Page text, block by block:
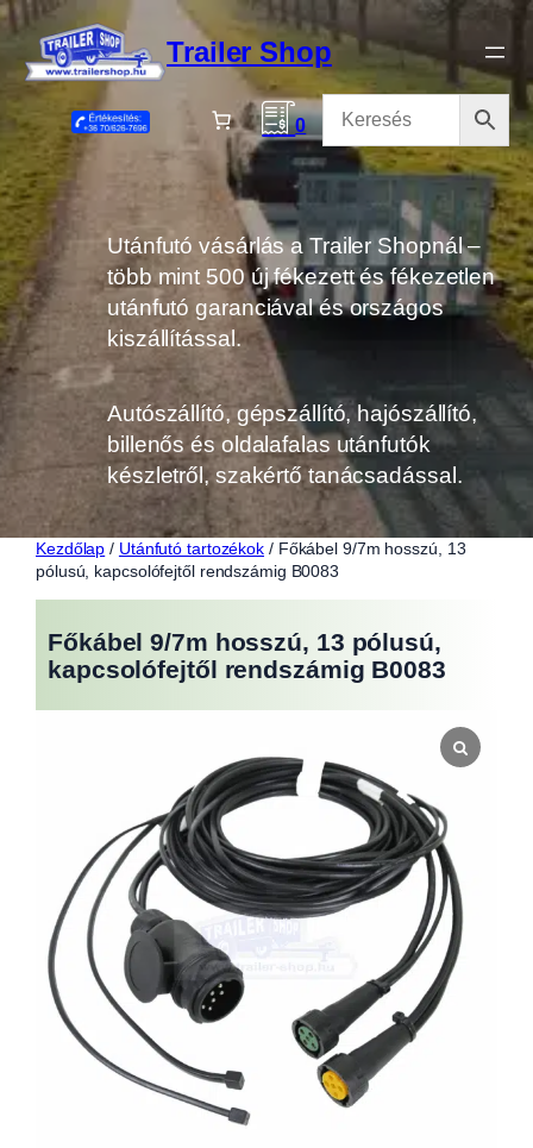
Ugrás
tartalomhoz
Trailer Shop
0
Utánfutó vásárlás a Trailer Shopnál –
több mint 500 új fékezett és fékezetlen
utánfutó garanciával és országos
kiszállítással.
Autószállító, gépszállító, hajószállító,
billenős és oldalafalas utánfutók
készletről, szakértő tanácsadással.
Kezdőlap / Utánfutó tartozékok / Főkábel 9/7m hosszú, 13
pólusú, kapcsolófejtől rendszámig B0083
Főkábel 9/7m hosszú, 13 pólusú,
kapcsolófejtől rendszámig B0083